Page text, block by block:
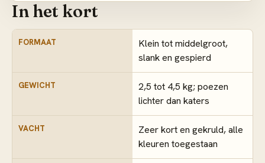
In het kort
FORMAAT
Klein tot middelgroot,
slank en gespierd
GEWICHT
2,5 tot 4,5 kg; poezen
lichter dan katers
VACHT
Zeer kort en gekruld, alle
kleuren toegestaan